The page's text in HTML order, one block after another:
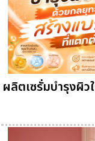
ผลิตเซรั่มบำรุงผิ